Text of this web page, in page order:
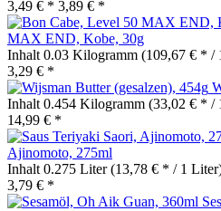
3,49 € * 3,89 € *
MAX END, Kobe, 30g
Inhalt 0.03 Kilogramm (109,67 € * /
3,29 € *
Inhalt 0.454 Kilogramm (33,02 € * /
14,99 € *
Ajinomoto, 275ml
Inhalt 0.275 Liter(13,78 € * / 1
3,79 € *